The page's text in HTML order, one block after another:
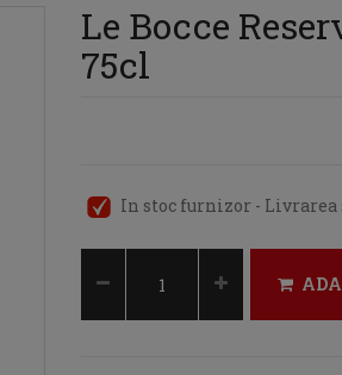
Le Bocce
75cl
In stoc furnizor - Livrarea